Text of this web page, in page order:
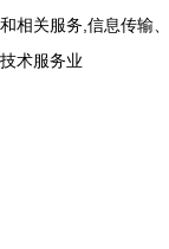
和相关服务,信息传输
技术服务业